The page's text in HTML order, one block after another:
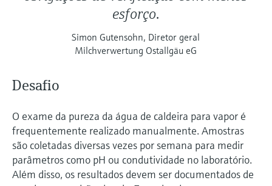
esforço.
Simon Gutensohn, Diretor geral
Milchverwertung Ostallgäu eG
Desafio
O exame da pureza da água de caldeira para vapor é
frequentemente realizado manualmente. Amostras
são coletadas diversas vezes por semana para medir
parâmetros como pH ou condutividade no laboratório.
Além disso, os resultados devem ser documentados de